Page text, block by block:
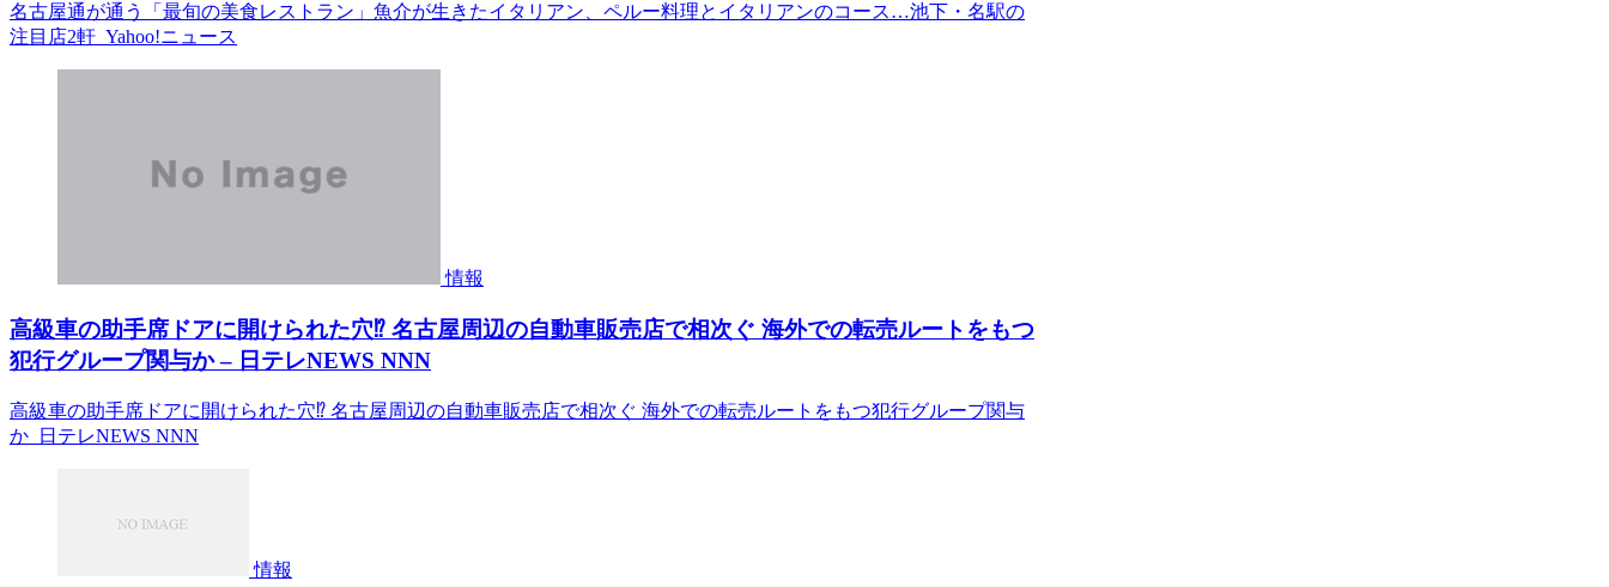
名古屋通が通う「最旬の美食レストラン」魚介が生きたイタリアン、ペルー料理とイタリアンのコース…池下・名駅の
注目店2軒 Yahoo!ニュース
情報
高級車の助手席ドアに開けられた穴⁉ 名古屋周辺の自動車販売店で相次ぐ 海外での転売ルートをもつ
犯行グループ関与か – 日テレNEWS NNN
高級車の助手席ドアに開けられた穴⁉ 名古屋周辺の自動車販売店で相次ぐ 海外での転売ルートをもつ犯行グループ関与
か 日テレNEWS NNN
情報